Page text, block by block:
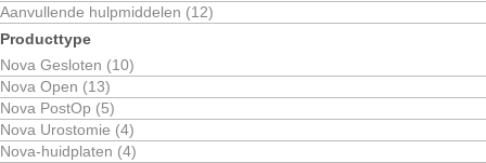
Aanvullende hulpmiddelen (12)
Producttype
Nova Gesloten (10)
Nova Open (13)
Nova PostOp (5)
Nova Urostomie (4)
Nova-huidplaten (4)
Sorteren op: